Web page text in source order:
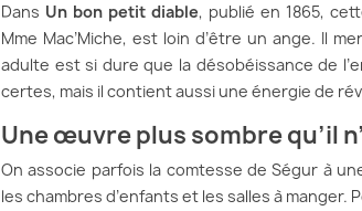
Dans Un bon petit diable, publié en 1865,
Mme Mac’Miche, est loin d’être un ange. Il
adulte est si dure que la désobéissance de
certes, mais il contient aussi une énergie de
Une œuvre plus sombre qu’il
On associe parfois la comtesse de Ségur à
les chambres d’enfants et les salles à